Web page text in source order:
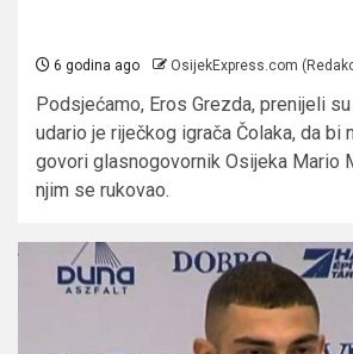
6 godina ago OsijekExpress.com
Podsjećamo, Eros Grezda, prenijeli
udario je riječkog igrača Čolaka, da bi
govori glasnogovornik Osijeka Mario
njim se rukovao.